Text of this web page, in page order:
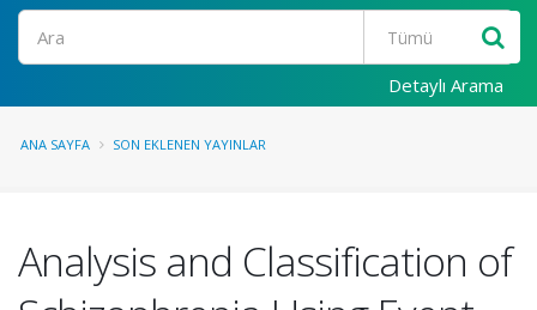
Ara
Detaylı Arama
ANA SAYFA SON EKLENEN YAYINLAR
Analysis and Classification of